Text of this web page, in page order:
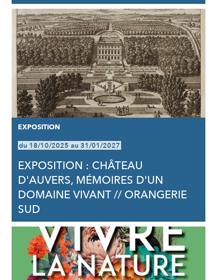
EXPOSITION
du 18/10/2025 au 31/01/2027
EXPOSITION : CHÂTEAU
D'AUVERS, MÉMOIRES D'UN
DOMAINE VIVANT // ORANGERIE
SUD